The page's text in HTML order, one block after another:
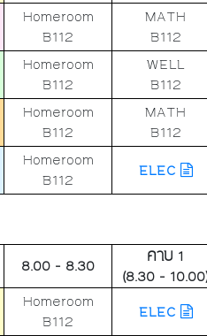
Homeroom
B112
MATH
B112
Homeroom
B112
WELL
B112
Homeroom
B112
MATH
B112
Homeroom
B112
ELEC
8.00 - 8.30
คาบ 1
(8.30 -
Homeroom
B112
ELEC